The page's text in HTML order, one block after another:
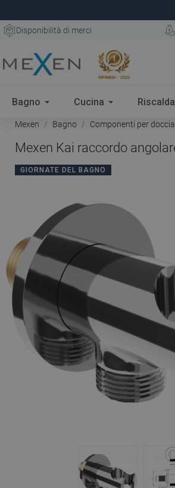
Disponibilità di merci
Bagno Cucina
Mexen Bagno Componenti per doccia
Mexen Kai raccordo
GIORNATE DEL BAGNO